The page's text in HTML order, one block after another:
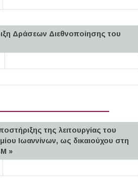
Δράσεων Διεθνοποίησης του
της λειτουργίας του
Ιωαννίνων, ως δικαιούχου στη
»